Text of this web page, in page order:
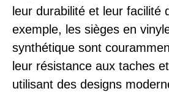
leur durabilité et leur facilité
exemple, les sièges en
synthétique sont
leur résistance aux taches
utilisant des designs